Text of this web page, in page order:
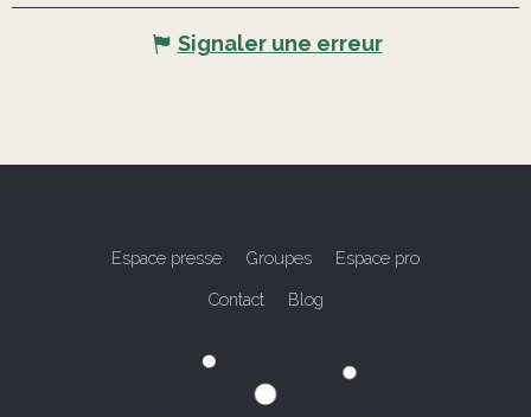
Signaler une erreur
Espace presse Groupes Espace pro
Contact Blog